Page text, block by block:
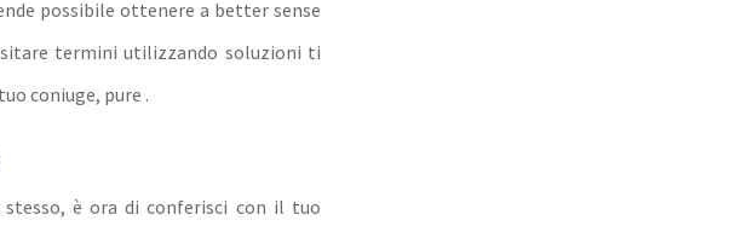
possibile ottenere a better sense
termini utilizzando soluzioni ti
coniuge, pure .
è ora di conferisci con il tuo